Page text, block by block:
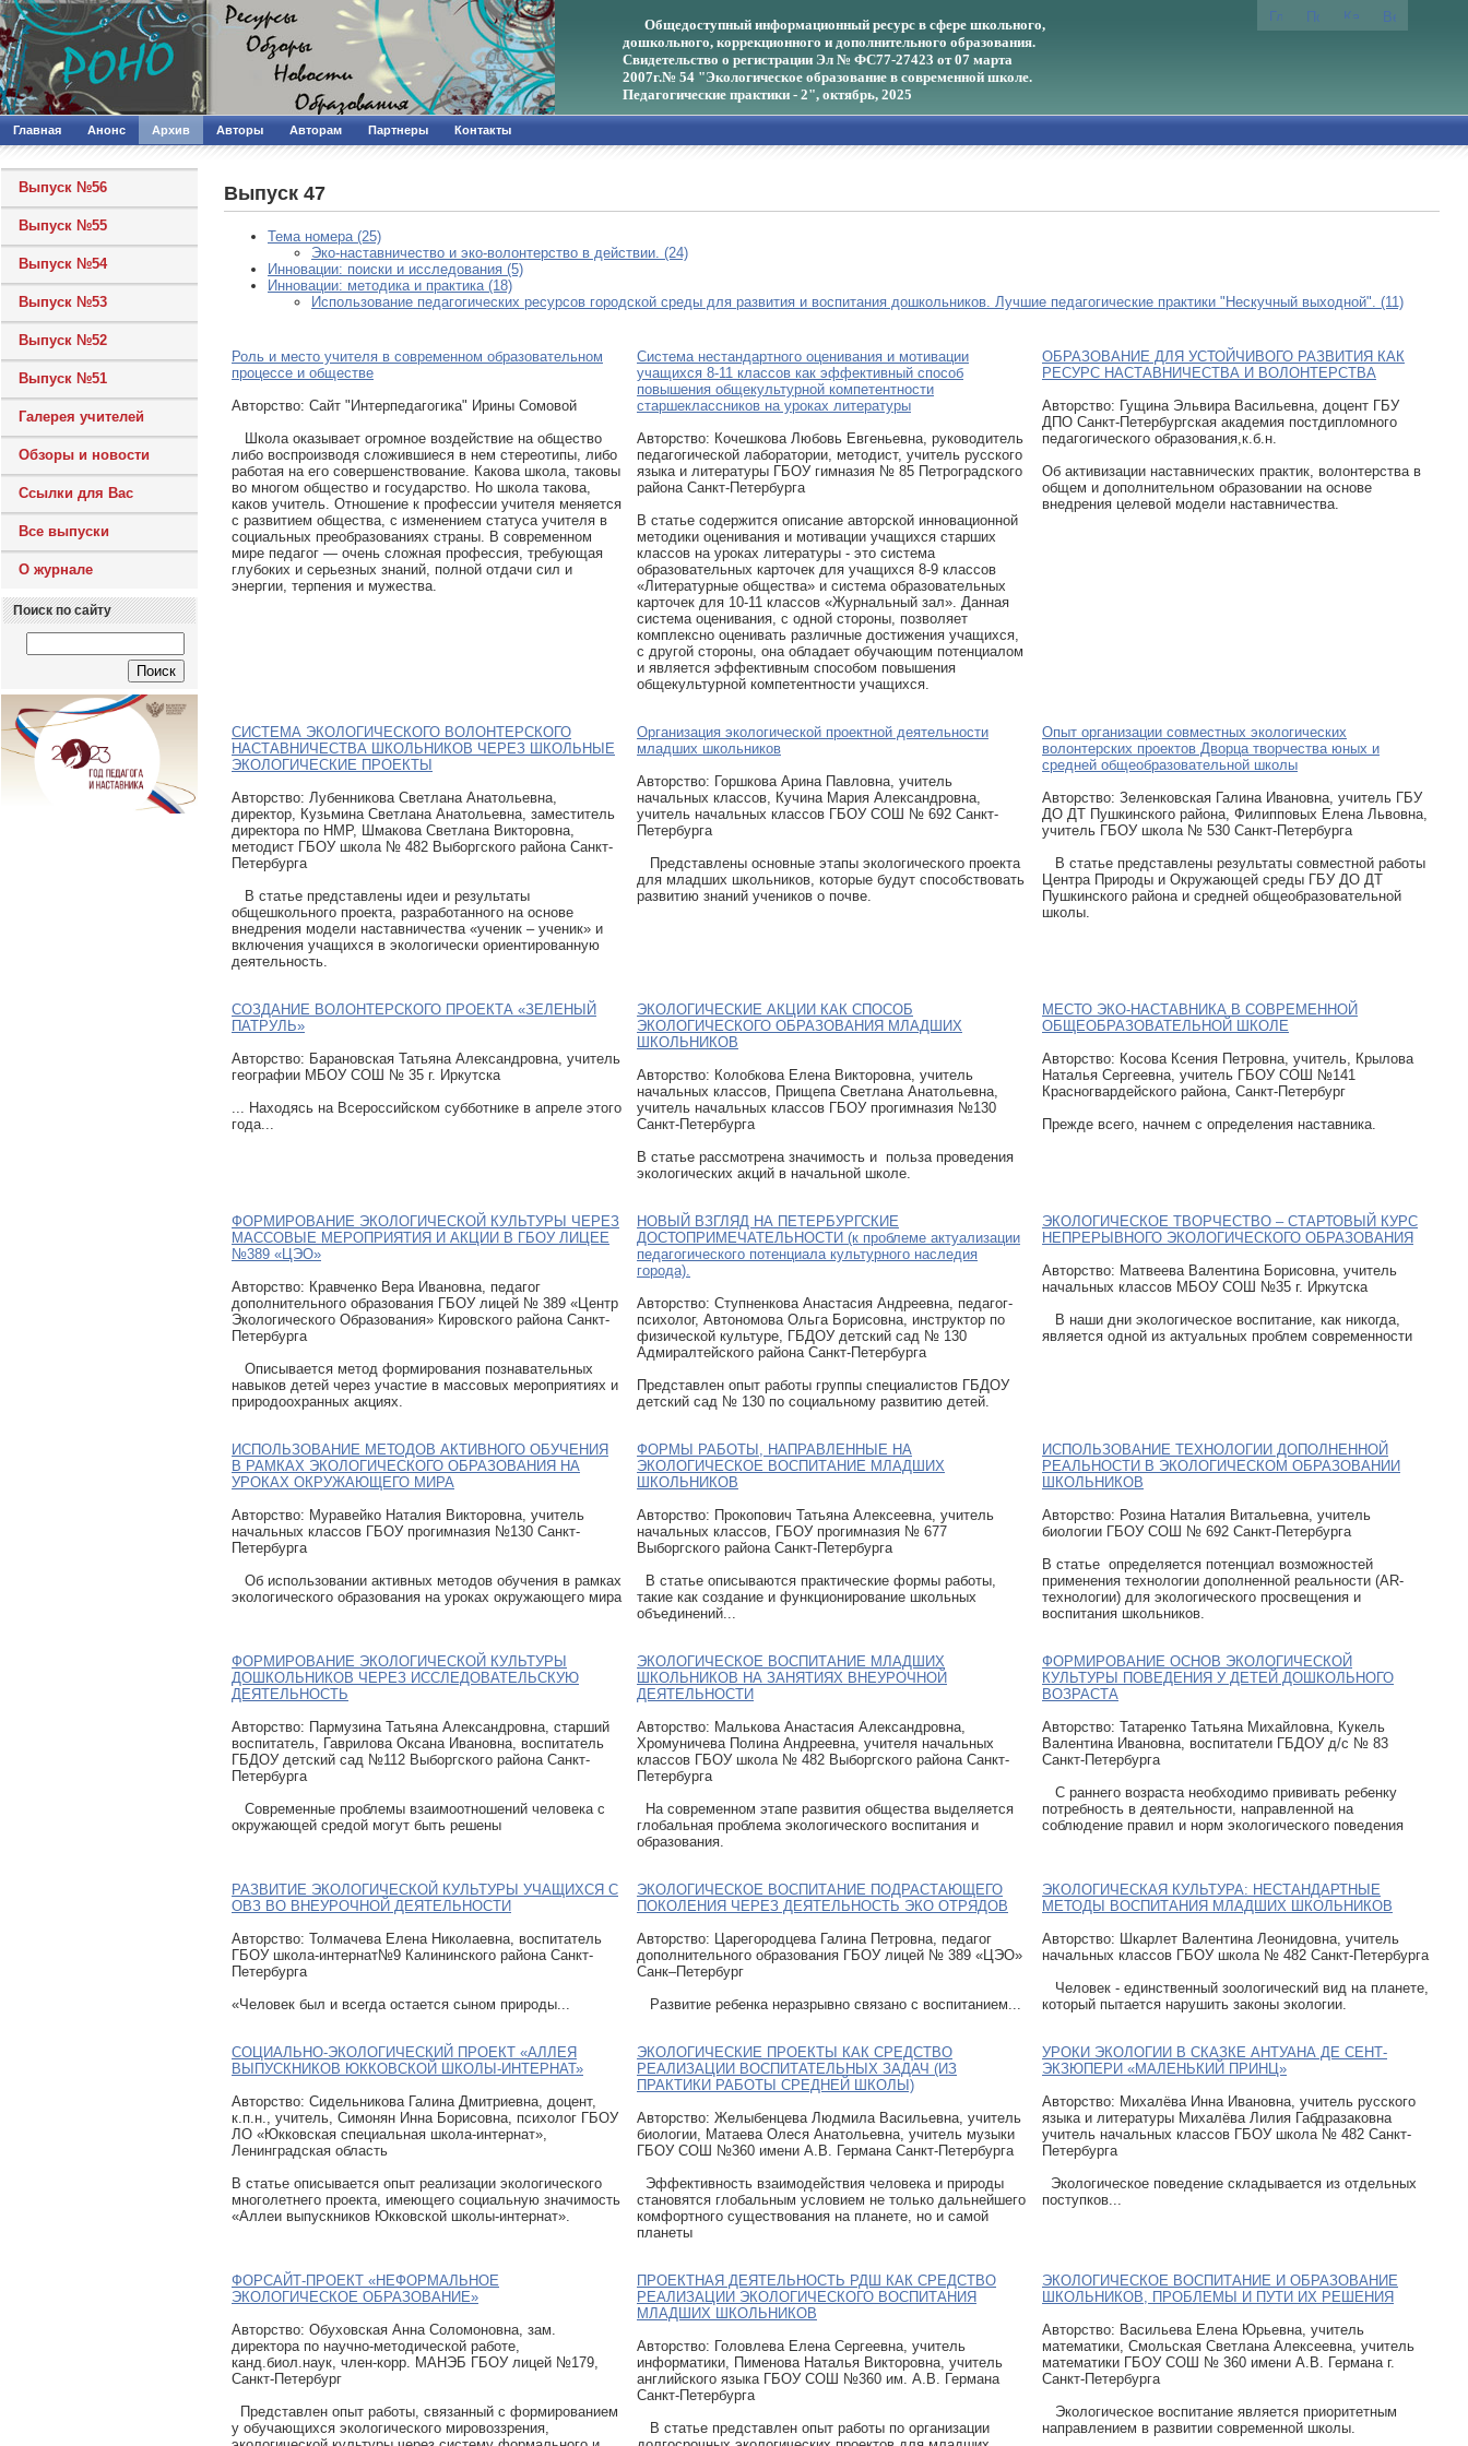
Общедоступный информационный ресурс в сфере школьного,
дошкольного, коррекционного и дополнительного образования.
Свидетельство о регистрации Эл № ФС77-27423 от 07 марта
2007г.№ 54 "Экологическое образование в современной школе.
Педагогические практики - 2", октябрь, 2025
Главная Анонс Архив Авторы Авторам Партнеры Контакты
Выпуск №56
Выпуск №55
Выпуск №54
Выпуск №53
Выпуск №52
Выпуск №51
Галерея учителей
Обзоры и новости
Ссылки для Вас
Все выпуски
О журнале
Поиск по сайту
Выпуск 47
Тема номера (25)
Эко-наставничество и эко-волонтерство в действии. (24)
Инновации: поиски и исследования (5)
Инновации: методика и практика (18)
Использование педагогических ресурсов городской среды для развития и воспитания дошкольников. Лучшие педагогические практики "Нескучный выходной". (11)
Роль и место учителя в современном образовательном
процессе и обществе
Авторcтво: Сайт "Интерпедагогика" Ирины Сомовой
Школа оказывает огромное воздействие на общество
либо воспроизводя сложившиеся в нем стереотипы, либо
работая на его совершенствование. Какова школа, таковы
во многом общество и государство. Но школа такова,
каков учитель. Отношение к профессии учителя меняется
с развитием общества, с изменением статуса учителя в
социальных преобразованиях страны. В современном
мире педагог — очень сложная профессия, требующая
глубоких и серьезных знаний, полной отдачи сил и
энергии, терпения и мужества.
Система нестандартного оценивания и мотивации
учащихся 8-11 классов как эффективный способ
повышения общекультурной компетентности
старшеклассников на уроках литературы
Авторcтво: Кочешкова Любовь Евгеньевна, руководитель
педагогической лаборатории, методист, учитель русского
языка и литературы ГБОУ гимназия № 85 Петроградского
района Санкт-Петербурга
В статье содержится описание авторской инновационной
методики оценивания и мотивации учащихся старших
классов на уроках литературы - это система
образовательных карточек для учащихся 8-9 классов
«Литературные общества» и система образовательных
карточек для 10-11 классов «Журнальный зал». Данная
система оценивания, с одной стороны, позволяет
комплексно оценивать различные достижения учащихся,
с другой стороны, она обладает обучающим потенциалом
и является эффективным способом повышения
общекультурной компетентности учащихся.
ОБРАЗОВАНИЕ ДЛЯ УСТОЙЧИВОГО РАЗВИТИЯ КАК
РЕСУРС НАСТАВНИЧЕСТВА И ВОЛОНТЕРСТВА
Авторcтво: Гущина Эльвира Васильевна, доцент ГБУ
ДПО Санкт-Петербургская академия постдипломного
педагогического образования,к.б.н.
Об активизации наставнических практик, волонтерства в
общем и дополнительном образовании на основе
внедрения целевой модели наставничества.
СИСТЕМА ЭКОЛОГИЧЕСКОГО ВОЛОНТЕРСКОГО
НАСТАВНИЧЕСТВА ШКОЛЬНИКОВ ЧЕРЕЗ ШКОЛЬНЫЕ
ЭКОЛОГИЧЕСКИЕ ПРОЕКТЫ
Авторcтво: Лубенникова Светлана Анатольевна,
директор, Кузьмина Светлана Анатольевна, заместитель
директора по НМР, Шмакова Светлана Викторовна,
методист ГБОУ школа № 482 Выборгского района Санкт-
Петербурга
В статье представлены идеи и результаты
общешкольного проекта, разработанного на основе
внедрения модели наставничества «ученик – ученик» и
включения учащихся в экологически ориентированную
деятельность.
Организация экологической проектной деятельности
младших школьников
Авторcтво: Горшкова Арина Павловна, учитель
начальных классов, Кучина Мария Александровна,
учитель начальных классов ГБОУ СОШ № 692 Санкт-
Петербурга
Представлены основные этапы экологического проекта
для младших школьников, которые будут способствовать
развитию знаний учеников о почве.
Опыт организации совместных экологических
волонтерских проектов Дворца творчества юных и
средней общеобразовательной школы
Авторcтво: Зеленковская Галина Ивановна, учитель ГБУ
ДО ДТ Пушкинского района, Филипповых Елена Львовна,
учитель ГБОУ школа № 530 Санкт-Петербурга
В статье представлены результаты совместной работы
Центра Природы и Окружающей среды ГБУ ДО ДТ
Пушкинского района и средней общеобразовательной
школы.
СОЗДАНИЕ ВОЛОНТЕРСКОГО ПРОЕКТА «ЗЕЛЕНЫЙ
ПАТРУЛЬ»
Авторcтво: Барановская Татьяна Александровна, учитель
географии МБОУ СОШ № 35 г. Иркутска
... Находясь на Всероссийском субботнике в апреле этого
года...
ЭКОЛОГИЧЕСКИЕ АКЦИИ КАК СПОСОБ
ЭКОЛОГИЧЕСКОГО ОБРАЗОВАНИЯ МЛАДШИХ
ШКОЛЬНИКОВ
Авторcтво: Колобкова Елена Викторовна, учитель
начальных классов, Прищепа Светлана Анатольевна,
учитель начальных классов ГБОУ прогимназия №130
Санкт-Петербурга
В статье рассмотрена значимость и польза проведения
экологических акций в начальной школе.
МЕСТО ЭКО-НАСТАВНИКА В СОВРЕМЕННОЙ
ОБЩЕОБРАЗОВАТЕЛЬНОЙ ШКОЛЕ
Авторcтво: Косова Ксения Петровна, учитель, Крылова
Наталья Сергеевна, учитель ГБОУ СОШ №141
Красногвардейского района, Санкт-Петербург
Прежде всего, начнем с определения наставника.
ФОРМИРОВАНИЕ ЭКОЛОГИЧЕСКОЙ КУЛЬТУРЫ ЧЕРЕЗ
МАССОВЫЕ МЕРОПРИЯТИЯ И АКЦИИ В ГБОУ ЛИЦЕЕ
№389 «ЦЭО»
Авторcтво: Кравченко Вера Ивановна, педагог
дополнительного образования ГБОУ лицей № 389 «Центр
Экологического Образования» Кировского района Санкт-
Петербурга
Описывается метод формирования познавательных
навыков детей через участие в массовых мероприятиях и
природоохранных акциях.
НОВЫЙ ВЗГЛЯД НА ПЕТЕРБУРГСКИЕ
ДОСТОПРИМЕЧАТЕЛЬНОСТИ (к проблеме актуализации
педагогического потенциала культурного наследия
города).
Авторcтво: Ступненкова Анастасия Андреевна, педагог-
психолог, Автономова Ольга Борисовна, инструктор по
физической культуре, ГБДОУ детский сад № 130
Адмиралтейского района Санкт-Петербурга
Представлен опыт работы группы специалистов ГБДОУ
детский сад № 130 по социальному развитию детей.
ЭКОЛОГИЧЕСКОЕ ТВОРЧЕСТВО – СТАРТОВЫЙ КУРС
НЕПРЕРЫВНОГО ЭКОЛОГИЧЕСКОГО ОБРАЗОВАНИЯ
Авторcтво: Матвеева Валентина Борисовна, учитель
начальных классов МБОУ СОШ №35 г. Иркутска
В наши дни экологическое воспитание, как никогда,
является одной из актуальных проблем современности
ИСПОЛЬЗОВАНИЕ МЕТОДОВ АКТИВНОГО ОБУЧЕНИЯ
В РАМКАХ ЭКОЛОГИЧЕСКОГО ОБРАЗОВАНИЯ НА
УРОКАХ ОКРУЖАЮЩЕГО МИРА
Авторcтво: Муравейко Наталия Викторовна, учитель
начальных классов ГБОУ прогимназия №130 Санкт-
Петербурга
Об использовании активных методов обучения в рамках
экологического образования на уроках окружающего мира
ФОРМЫ РАБОТЫ, НАПРАВЛЕННЫЕ НА
ЭКОЛОГИЧЕСКОЕ ВОСПИТАНИЕ МЛАДШИХ
ШКОЛЬНИКОВ
Авторcтво: Прокопович Татьяна Алексеевна, учитель
начальных классов, ГБОУ прогимназия № 677
Выборгского района Санкт-Петербурга
В статье описываются практические формы работы,
такие как создание и функционирование школьных
объединений...
ИСПОЛЬЗОВАНИЕ ТЕХНОЛОГИИ ДОПОЛНЕННОЙ
РЕАЛЬНОСТИ В ЭКОЛОГИЧЕСКОМ ОБРАЗОВАНИИ
ШКОЛЬНИКОВ
Авторcтво: Розина Наталия Витальевна, учитель
биологии ГБОУ СОШ № 692 Санкт-Петербурга
В статье определяется потенциал возможностей
применения технологии дополненной реальности (AR-
технологии) для экологического просвещения и
воспитания школьников.
ФОРМИРОВАНИЕ ЭКОЛОГИЧЕСКОЙ КУЛЬТУРЫ
ДОШКОЛЬНИКОВ ЧЕРЕЗ ИССЛЕДОВАТЕЛЬСКУЮ
ДЕЯТЕЛЬНОСТЬ
Авторcтво: Пармузина Татьяна Александровна, старший
воспитатель, Гаврилова Оксана Ивановна, воспитатель
ГБДОУ детский сад №112 Выборгского района Санкт-
Петербурга
Современные проблемы взаимоотношений человека с
окружающей средой могут быть решены
ЭКОЛОГИЧЕСКОЕ ВОСПИТАНИЕ МЛАДШИХ
ШКОЛЬНИКОВ НА ЗАНЯТИЯХ ВНЕУРОЧНОЙ
ДЕЯТЕЛЬНОСТИ
Авторcтво: Малькова Анастасия Александровна,
Хромуничева Полина Андреевна, учителя начальных
классов ГБОУ школа № 482 Выборгского района Санкт-
Петербурга
На современном этапе развития общества выделяется
глобальная проблема экологического воспитания и
образования.
ФОРМИРОВАНИЕ ОСНОВ ЭКОЛОГИЧЕСКОЙ
КУЛЬТУРЫ ПОВЕДЕНИЯ У ДЕТЕЙ ДОШКОЛЬНОГО
ВОЗРАСТА
Авторcтво: Татаренко Татьяна Михайловна, Кукель
Валентина Ивановна, воспитатели ГБДОУ д/с № 83
Санкт-Петербурга
С раннего возраста необходимо прививать ребенку
потребность в деятельности, направленной на
соблюдение правил и норм экологического поведения
РАЗВИТИЕ ЭКОЛОГИЧЕСКОЙ КУЛЬТУРЫ УЧАЩИХСЯ С
ОВЗ ВО ВНЕУРОЧНОЙ ДЕЯТЕЛЬНОСТИ
Авторcтво: Толмачева Елена Николаевна, воспитатель
ГБОУ школа-интернат№9 Калининского района Санкт-
Петербурга
«Человек был и всегда остается сыном природы...
ЭКОЛОГИЧЕСКОЕ ВОСПИТАНИЕ ПОДРАСТАЮЩЕГО
ПОКОЛЕНИЯ ЧЕРЕЗ ДЕЯТЕЛЬНОСТЬ ЭКО ОТРЯДОВ
Авторcтво: Царегородцева Галина Петровна, педагог
дополнительного образования ГБОУ лицей № 389 «ЦЭО»
Санк–Петербург
Развитие ребенка неразрывно связано с воспитанием...
ЭКОЛОГИЧЕСКАЯ КУЛЬТУРА: НЕСТАНДАРТНЫЕ
МЕТОДЫ ВОСПИТАНИЯ МЛАДШИХ ШКОЛЬНИКОВ
Авторcтво: Шкарлет Валентина Леонидовна, учитель
начальных классов ГБОУ школа № 482 Санкт-Петербурга
Человек - единственный зоологический вид на планете,
который пытается нарушить законы экологии.
СОЦИАЛЬНО-ЭКОЛОГИЧЕСКИЙ ПРОЕКТ «АЛЛЕЯ
ВЫПУСКНИКОВ ЮККОВСКОЙ ШКОЛЫ-ИНТЕРНАТ»
Авторcтво: Сидельникова Галина Дмитриевна, доцент,
к.п.н., учитель, Симонян Инна Борисовна, психолог ГБОУ
ЛО «Юкковская специальная школа-интернат»,
Ленинградская область
В статье описывается опыт реализации экологического
многолетнего проекта, имеющего социальную значимость
«Аллеи выпускников Юкковской школы-интернат».
ЭКОЛОГИЧЕСКИЕ ПРОЕКТЫ КАК СРЕДСТВО
РЕАЛИЗАЦИИ ВОСПИТАТЕЛЬНЫХ ЗАДАЧ (ИЗ
ПРАКТИКИ РАБОТЫ СРЕДНЕЙ ШКОЛЫ)
Авторcтво: Желыбенцева Людмила Васильевна, учитель
биологии, Матаева Олеся Анатольевна, учитель музыки
ГБОУ СОШ №360 имени А.В. Германа Санкт-Петербурга
Эффективность взаимодействия человека и природы
становятся глобальным условием не только дальнейшего
комфортного существования на планете, но и самой
планеты
УРОКИ ЭКОЛОГИИ В СКАЗКЕ АНТУАНА ДЕ СЕНТ-
ЭКЗЮПЕРИ «МАЛЕНЬКИЙ ПРИНЦ»
Авторcтво: Михалёва Инна Ивановна, учитель русского
языка и литературы Михалёва Лилия Габдразаковна
учитель начальных классов ГБОУ школа № 482 Санкт-
Петербурга
Экологическое поведение складывается из отдельных
поступков...
ФОРСАЙТ-ПРОЕКТ «НЕФОРМАЛЬНОЕ
ЭКОЛОГИЧЕСКОЕ ОБРАЗОВАНИЕ»
Авторcтво: Обуховская Анна Соломоновна, зам.
директора по научно-методической работе,
канд.биол.наук, член-корр. МАНЭБ ГБОУ лицей №179,
Санкт-Петербург
Представлен опыт работы, связанный с формированием
у обучающихся экологического мировоззрения,
ПРОЕКТНАЯ ДЕЯТЕЛЬНОСТЬ РДШ КАК СРЕДСТВО
РЕАЛИЗАЦИИ ЭКОЛОГИЧЕСКОГО ВОСПИТАНИЯ
МЛАДШИХ ШКОЛЬНИКОВ
Авторcтво: Головлева Елена Сергеевна, учитель
информатики, Пименова Наталья Викторовна, учитель
английского языка ГБОУ СОШ №360 им. А.В. Германа
Санкт-Петербурга
В статье представлен опыт работы по организации
ЭКОЛОГИЧЕСКОЕ ВОСПИТАНИЕ И ОБРАЗОВАНИЕ
ШКОЛЬНИКОВ, ПРОБЛЕМЫ И ПУТИ ИХ РЕШЕНИЯ
Авторcтво: Васильева Елена Юрьевна, учитель
математики, Смольская Светлана Алексеевна, учитель
математики ГБОУ СОШ № 360 имени А.В. Германа г.
Санкт-Петербурга
Экологическое воспитание является приоритетным
направлением в развитии современной школы.